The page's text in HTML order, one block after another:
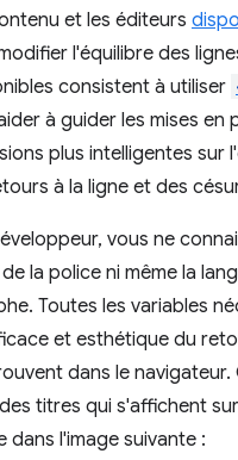
et les éditeurs
l'équilibre des
consistent à utiliser
à guider les mises en
plus intelligentes sur
à la ligne et des
vous ne
la police ni même la
Toutes les variables
et esthétique du
dans le
titres qui s'affichent
dans l'image suivante :